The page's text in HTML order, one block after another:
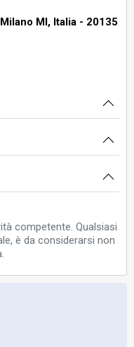
MI, Italia - 20135
competente. Qualsiasi
è da considerarsi non